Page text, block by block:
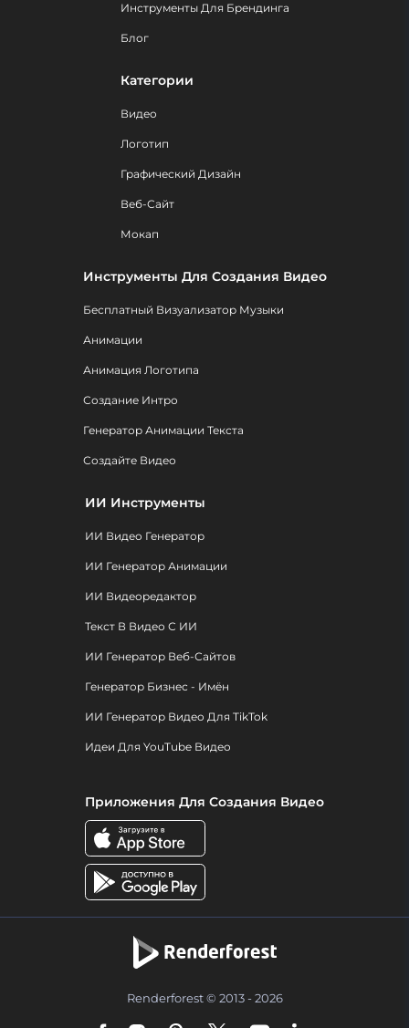
Инструменты Для Брендинга
Блог
Категории
Видео
Логотип
Графический Дизайн
Веб-Сайт
Мокап
Инструменты Для Создания Видео
Бесплатный Визуализатор Музыки
Анимации
Анимация Логотипа
Создание Интро
Генератор Анимации Текста
Создайте Видео
ИИ Инструменты
ИИ Видео Генератор
ИИ Генератор Анимации
ИИ Видеоредактор
Текст В Видео С ИИ
ИИ Генератор Веб-Сайтов
Генератор Бизнес - Имён
ИИ Генератор Видео Для TikTok
Идеи Для YouTube Видео
Приложения Для Создания Видео
Renderforest © 2013 - 2026